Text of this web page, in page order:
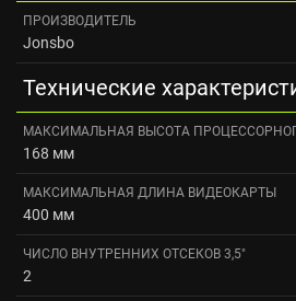
ПРОИЗВОДИТЕЛЬ
Jonsbo
Технические
МАКСИМАЛЬНАЯ ВЫСОТА
168 мм
МАКСИМАЛЬНАЯ ДЛИНА ВИДЕОКАРТЫ
400 мм
ЧИСЛО ВНУТРЕННИХ ОТСЕКОВ 3,5"
2